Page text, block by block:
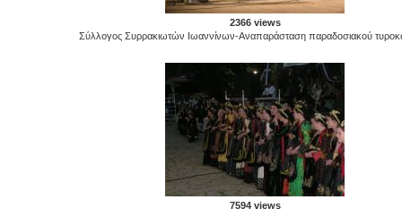
2366 views
Σύλλογος Συρρακιωτών Ιωαννίνων-Αναπαράσταση παραδοσιακού
7594 views